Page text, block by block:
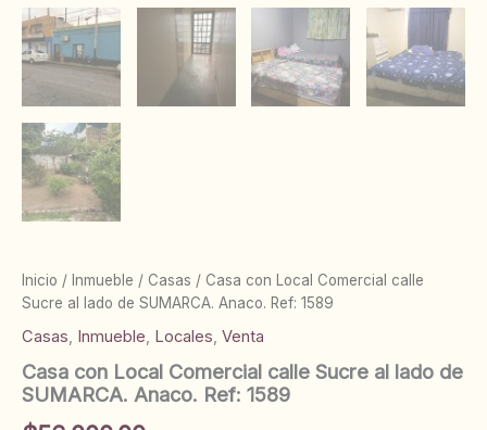
Inicio / Inmueble / Casas / Casa con Local Comercial calle
Sucre al lado de SUMARCA. Anaco. Ref: 1589
Casas, Inmueble, Locales, Venta
Casa con Local Comercial calle Sucre al lado de
SUMARCA. Anaco. Ref: 1589